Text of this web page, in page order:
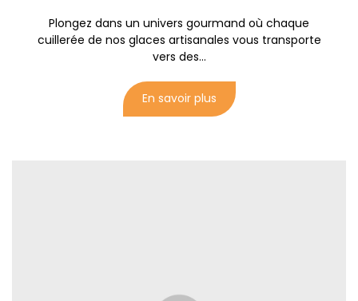
Plongez dans un univers gourmand où chaque
cuillerée de nos glaces artisanales vous transporte
vers des...
En savoir plus